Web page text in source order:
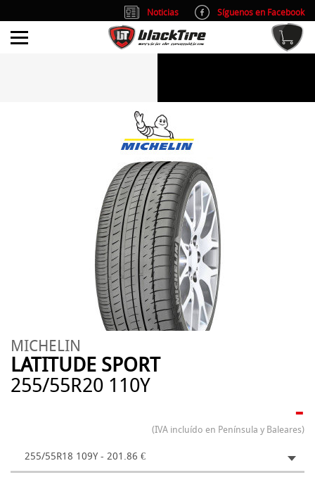
MICHELIN
LATITUDE SPORT
255/55R20 110Y
-
(IVA incluído en Península y Baleares)
255/55R18 109Y - 201.86 €
Noticias
Síguenos en Facebook
info@blacktire.es
Atención al cliente: L/V 9:00-14:00 y 15:00-19:00